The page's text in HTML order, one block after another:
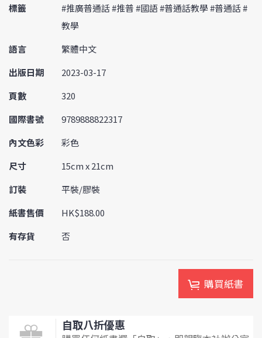
標籤
#推廣普通話 #推普 #國語 #普通話教學 #普通話 #
教學
語言
繁體中文
出版日期
2023-03-17
頁數
320
國際書號
9789888822317
內文色彩
彩色
尺寸
15cm x 21cm
訂裝
平裝/膠裝
紙書售價
HK$188.00
有存貨
否
購買紙書
自取八折優惠